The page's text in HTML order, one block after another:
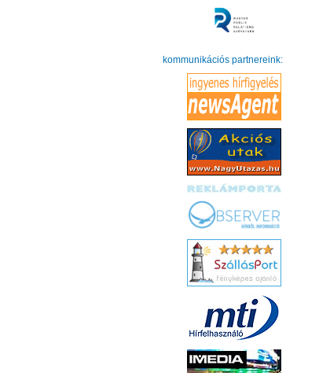
kommunikációs partnereink: